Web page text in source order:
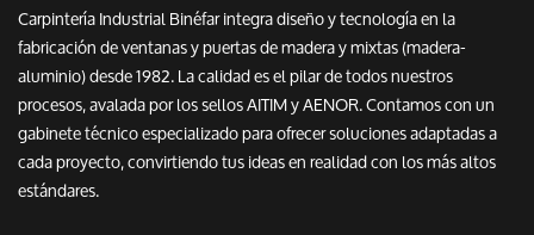
Carpintería Industrial Binéfar integra diseño y tecnología en la
fabricación de ventanas y puertas de madera y mixtas (madera-
aluminio) desde 1982. La calidad es el pilar de todos nuestros
procesos, avalada por los sellos AITIM y AENOR. Contamos con un
gabinete técnico especializado para ofrecer soluciones adaptadas a
cada proyecto, convirtiendo tus ideas en realidad con los más altos
estándares.